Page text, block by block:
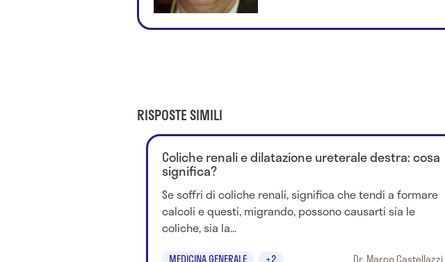
RISPOSTE SIMILI
Coliche renali e dilatazione ureterale destra: cosa
significa?
Se soffri di coliche renali, significa che tendi a formare
calcoli e questi, migrando, possono causarti sia le
coliche, sia la...
MEDICINA GENERALE +2 Dr. Marco Castellazzi